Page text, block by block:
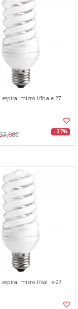
micro l/fria e-27
33,08€ - 37%
micro l/cal. e-27